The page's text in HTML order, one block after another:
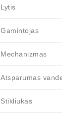
Lytis
Gamintojas
Mechanizmas
Atsparumas
Stikliukas